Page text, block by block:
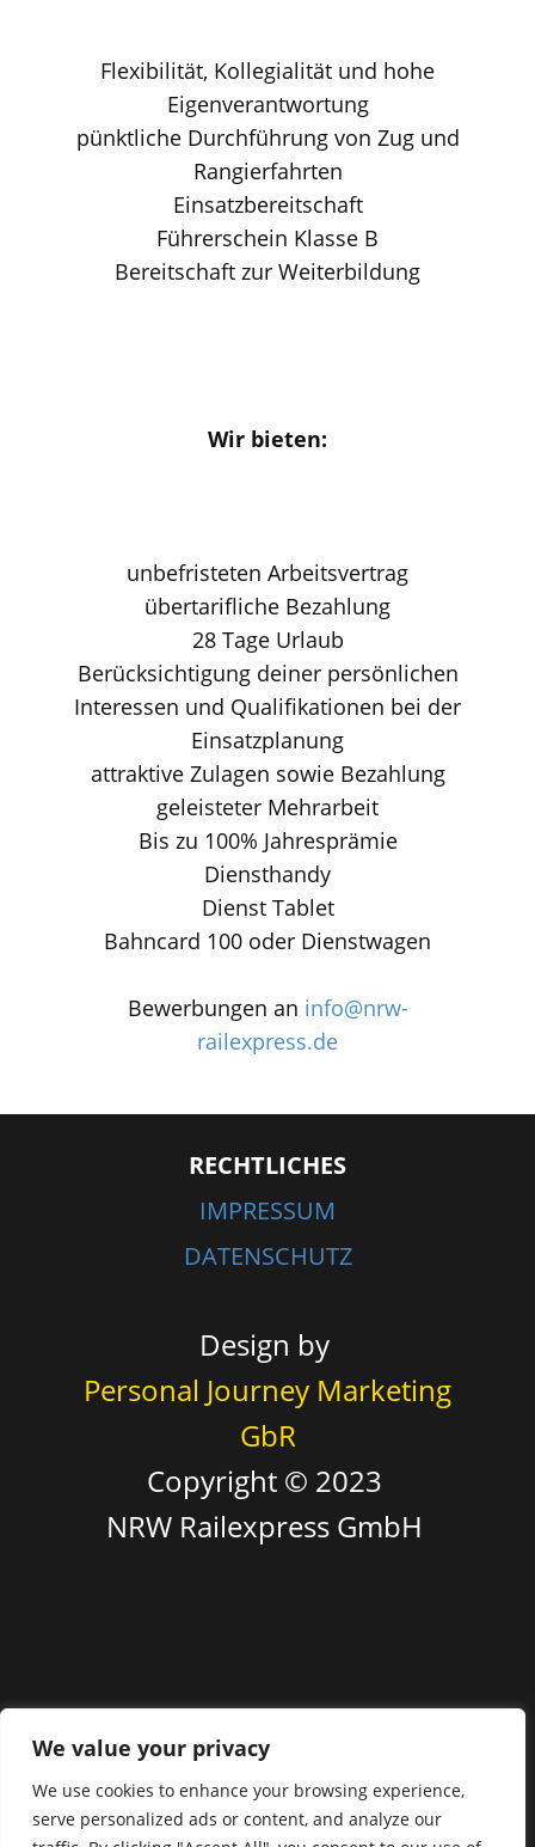
We value your privacy
We use cookies to enhance your browsing experience,
serve personalized ads or content, and analyze our
Flexibilität, Kollegialität und hohe
Eigenverantwortung
pünktliche Durchführung von Zug und
Rangierfahrten
Einsatzbereitschaft
Führerschein Klasse B
Bereitschaft zur Weiterbildung
Wir bieten:
unbefristeten Arbeitsvertrag
übertarifliche Bezahlung
28 Tage Urlaub
Berücksichtigung deiner persönlichen
Interessen und Qualifikationen bei der
Einsatzplanung
attraktive Zulagen sowie Bezahlung
geleisteter Mehrarbeit
Bis zu 100% Jahresprämie
Diensthandy
Dienst Tablet
Bahncard 100 oder Dienstwagen
Bewerbungen an info@nrw-
railexpress.de
RECHTLICHES
IMPRESSUM
DATENSCHUTZ
Design by
Personal Journey Marketing
GbR
Copyright © 2023
NRW Railexpress GmbH